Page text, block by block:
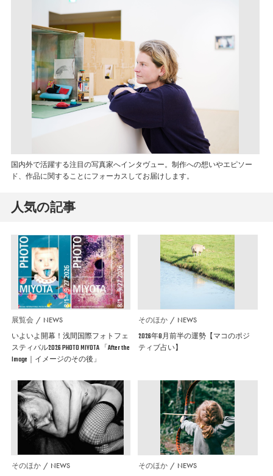
国内外で活躍する注目の写真家へインタヴュー。制作への想いやエピソー
ド、作品に関することにフォーカスしてお届けします。
人気の記事
展覧会 NEWS
いよいよ開幕！浅間国際フォトフェ
スティバル2026 PHOTO MIYOTA 「After the
Image｜イメージのその後」
そのほか NEWS
2026年8月前半の運勢【マコのポジ
ティブ占い】
そのほか NEWS そのほか NEWS